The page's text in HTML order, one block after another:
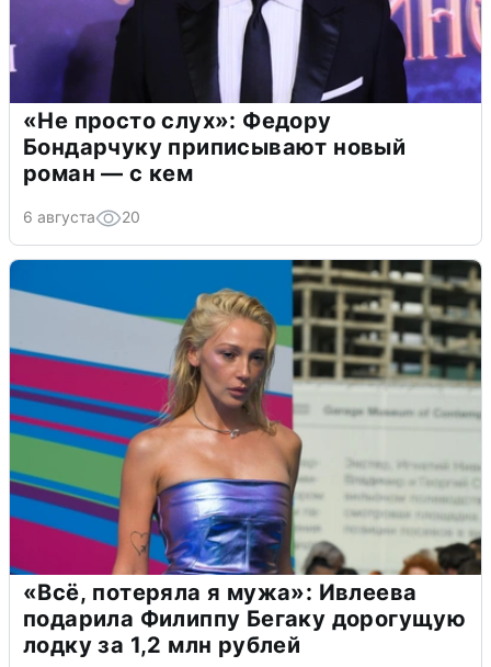
«Не просто слух»: Федору
Бондарчуку приписывают новый
роман — с кем
6 августа 20
«Всё, потеряла я мужа»: Ивлеева
подарила Филиппу Бегаку дорогущую
лодку за 1,2 млн рублей